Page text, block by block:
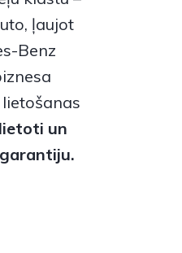
ļaujot
Benz
lietoti un